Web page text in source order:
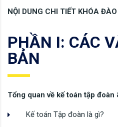
NỘI DUNG CHI TIẾT KHÓA
PHẦN I: CÁC
BẢN
Tổng quan về kếtoán tập đoàn
Kế toán Tập đoàn là gì?